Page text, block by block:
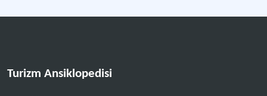
Turizm Ansiklopedisi